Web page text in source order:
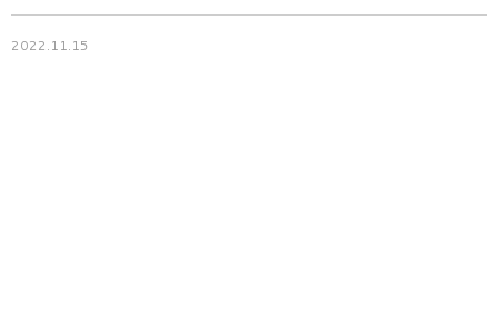
2022.11.15